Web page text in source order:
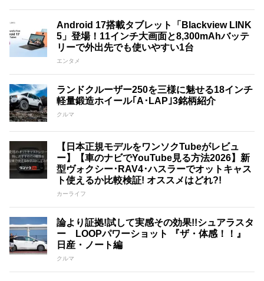
Android 17搭載タブレット「Blackview LINK
5」登場！11インチ大画面と8,300mAhバッテ
リーで外出先でも使いやすい1台
エンタメ
ランドクルーザー250を三様に魅せる18インチ
軽量鍛造ホイール｢A･LAP｣3銘柄紹介
クルマ
【日本正規モデルをワンソクTubeがレビュ
ー】【車のナビでYouTube見る方法2026】新
型ヴォクシー･RAV4･ハスラーでオットキャス
ト使えるか比較検証! オススメはどれ?!
カーライフ
論より証拠!試して実感その効果!!シュアラスタ
ー LOOPパワーショット 『ザ・体感！！』
日産・ノート編
クルマ